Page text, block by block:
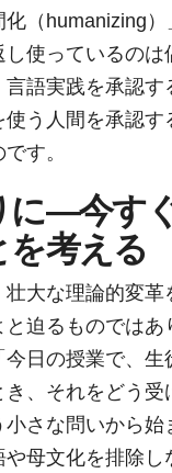
化（humanizing
し使っているのは
言語実践を承認す
使う人間を承認す
す。
に―今す
を考える
大な理論的変革
迫るものではあ
今日の授業で、生
き、それをどう受
さな問いから始
母文化を排除し